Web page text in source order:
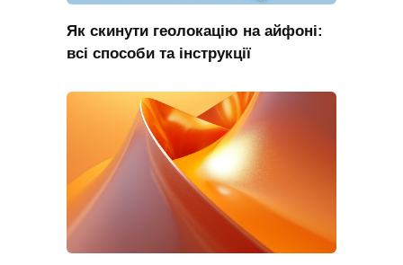
Як скинути геолокацію на айфоні:
всі способи та інструкції